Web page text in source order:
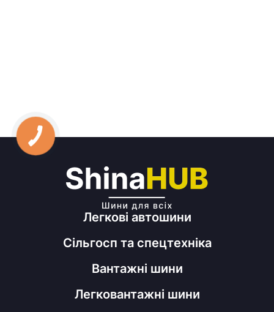
Легкові автошини
Сільгосп та спецтехніка
Вантажні шини
Легковантажні шини